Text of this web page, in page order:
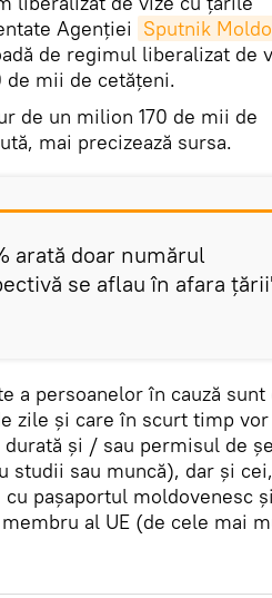
Agenției Sputnik
de regimul liberalizat de
de mii de cetăţeni.
de un milion 170 de mii de
mai precizează sursa.
arată doar numărul
se aflau în afara
a persoanelor în cauză sunt
zile și care în scurt timp vor
și / sau permisul de
studii sau muncă), dar și cei,
pașaportul moldovenesc și
al UE (de cele mai